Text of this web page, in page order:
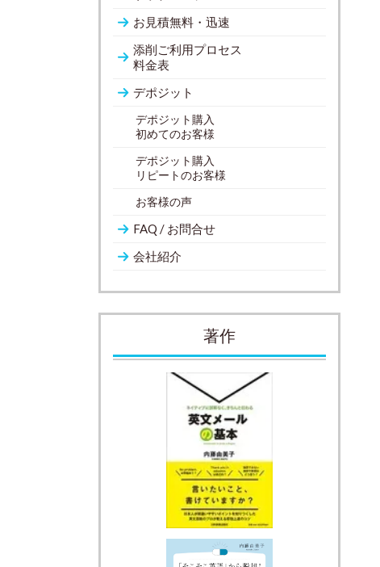
お見積無料・迅速
添削ご利用プロセス
料金表
デポジット
デポジット購入
初めてのお客様
デポジット購入
リピートのお客様
お客様の声
FAQ / お問合せ
会社紹介
著作